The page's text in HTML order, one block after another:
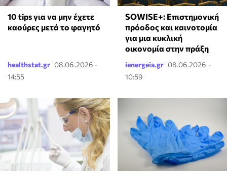
10 tips για να μην έχετε
καούρες μετά το φαγητό
healthstat.gr 08.06.2026 -
14:55
SOWISE+: Επιστημονική
πρόοδος και καινοτομία
για μια κυκλική
οικονομία στην πράξη
ienergeia.gr 08.06.2026 -
10:59